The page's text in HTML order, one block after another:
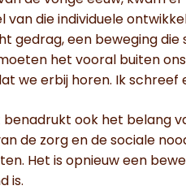
van die individuele
gedrag, een beweging
het vooral buiten
we erbij horen. Ik schreef
benadrukt ook het belang
de zorg en de sociale
Het is opnieuw een
is.